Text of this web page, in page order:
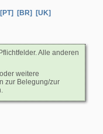
[PT] [BR] [UK]
Alle anderen
weitere
zur Belegung/zur